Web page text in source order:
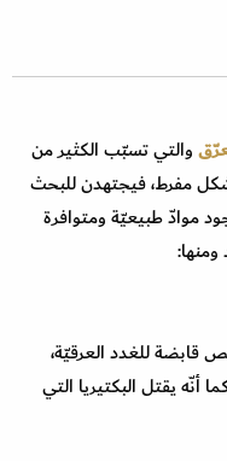
والتي تسبّب الكثير من
بشكل مفرط، فيجتهدن للبحث
موادّ طبيعيّة ومتوافرة
ومنها:
للغدد العرقيّة،
أنّه يقتل البكتيريا التي